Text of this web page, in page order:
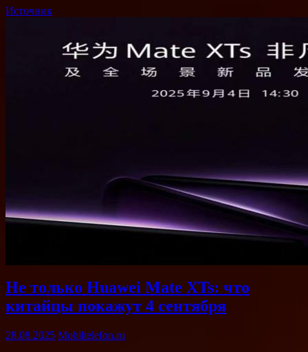
Источник
Не только Huawei Mate XTs: что
китайцы покажут 4 сентября
28.08.2025 Mobiltelefon.ru